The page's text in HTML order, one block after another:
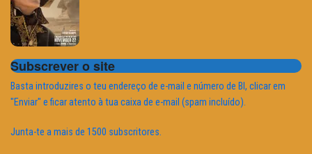
Subscrever o site
Basta introduzires o teu endereço de e-mail e número de BI, clicar em
"Enviar" e ficar atento à tua caixa de e-mail (spam incluído).
Junta-te a mais de 1500 subscritores.